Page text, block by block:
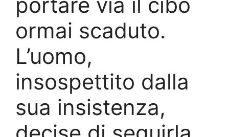
ormai scaduto.
L’uomo,
insospettito dalla
sua insistenza,